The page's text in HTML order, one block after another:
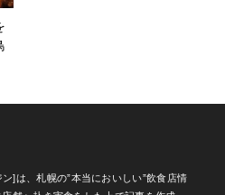
]は、札幌の”本当においしい”飲食店情